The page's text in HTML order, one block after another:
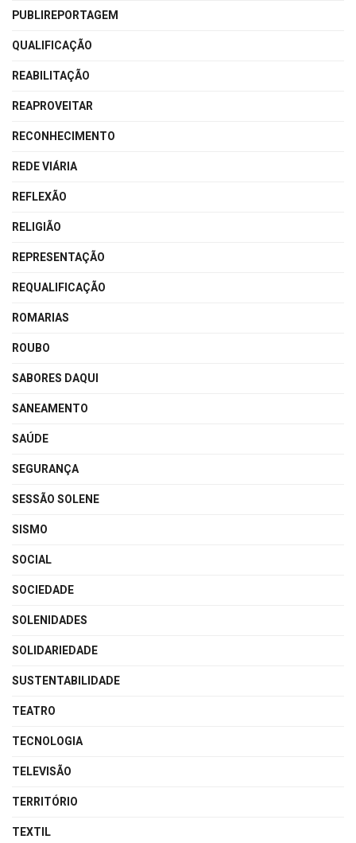
PUBLIREPORTAGEM
QUALIFICAÇÃO
REABILITAÇÃO
REAPROVEITAR
RECONHECIMENTO
REDE VIÁRIA
REFLEXÃO
RELIGIÃO
REPRESENTAÇÃO
REQUALIFICAÇÃO
ROMARIAS
ROUBO
SABORES DAQUI
SANEAMENTO
SAÚDE
SEGURANÇA
SESSÃO SOLENE
SISMO
SOCIAL
SOCIEDADE
SOLENIDADES
SOLIDARIEDADE
SUSTENTABILIDADE
TEATRO
TECNOLOGIA
TELEVISÃO
TERRITÓRIO
TEXTIL